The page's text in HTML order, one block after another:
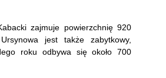
zajmuje powierzchnię 920
jest także zabytkowy,
roku odbywa się około 700